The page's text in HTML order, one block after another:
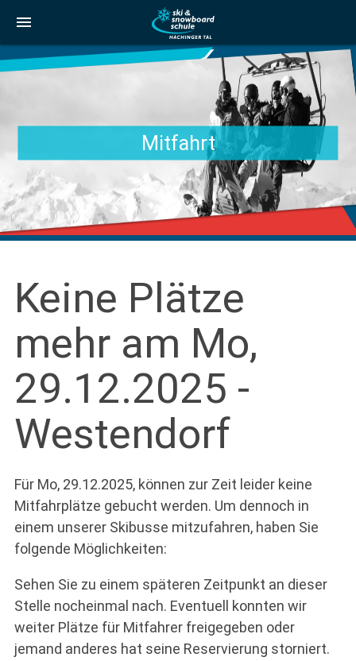
menu
Mitfahrt
Keine Plätze
mehr am Mo,
29.12.2025 -
Westendorf
Für Mo, 29.12.2025, können zur Zeit leider keine
Mitfahrplätze gebucht werden. Um dennoch in
einem unserer Skibusse mitzufahren, haben Sie
folgende Möglichkeiten:
Sehen Sie zu einem späteren Zeitpunkt an dieser
Stelle nocheinmal nach. Eventuell konnten wir
weiter Plätze für Mitfahrer freigegeben oder
jemand anderes hat seine Reservierung storniert.